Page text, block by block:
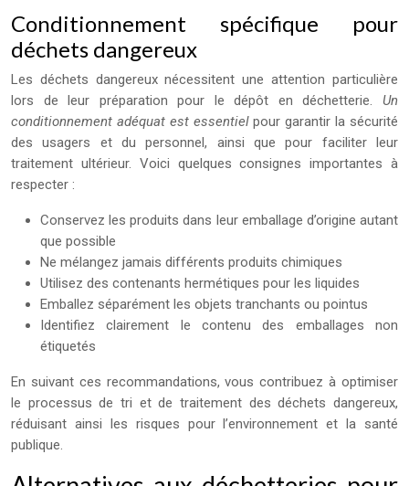
Conditionnement spécifique pour
déchets dangereux
Les déchets dangereux nécessitent une attention particulière
lors de leur préparation pour le dépôt en déchetterie. Un
conditionnement adéquat est essentielpour garantir la sécurité
des usagers et du personnel, ainsi que pour faciliter leur
traitement ultérieur. Voici quelques consignes importantes à
respecter :
Conservez les produits dans leur emballage d’origine autant
que possible
Ne mélangez jamais différents produits chimiques
Utilisez des contenants hermétiques pour les liquides
Emballez séparément les objets tranchants ou pointus
Identifiez clairement le contenu des emballages non
étiquetés
En suivant ces recommandations, vous contribuez à optimiser
le processus de tri et de traitement des déchets dangereux,
réduisant ainsi les risques pour l’environnement et la santé
publique.